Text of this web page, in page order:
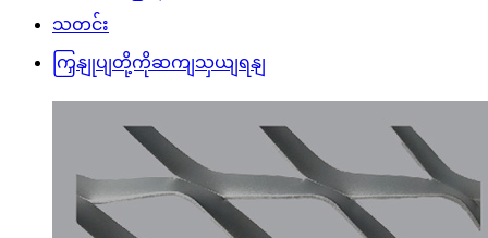
သတင်း
ကြှနျုပျတို့ကိုဆကျသှယျရနျ